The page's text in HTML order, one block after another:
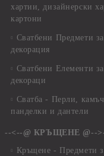
хартии, дизайнерски
картони
Сватбени Предмети за
декорация
Сватбени Елементи за
декораци
Сватба - Перли,
панделки и дантели
--<--@ КРЪЩЕНЕ @--
Кръщене - Предмети